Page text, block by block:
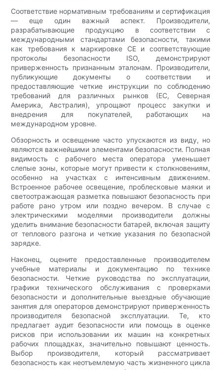
Соответствие нормативным требованиям и сертификация
— еще один важный аспект. Производители,
разрабатывающие продукцию в соответствии с
международными стандартами безопасности, такими
как требования к маркировке CE и соответствующие
протоколы безопасности ISO, демонстрируют
приверженность признанным эталонам. Производители,
публикующие документы о соответствии и
предоставляющие четкие инструкции по соблюдению
требований для различных рынков (ЕС, Северная
Америка, Австралия), упрощают процесс закупки и
внедрения для покупателей, работающих на
международном уровне.
Обзорность и освещение часто упускаются из виду, но
являются важнейшими элементами безопасности. Полная
видимость с рабочего места оператора уменьшает
слепые зоны, которые могут привести к столкновениям,
особенно на участках с интенсивным движением.
Встроенное рабочее освещение, проблесковые маяки и
светоотражающая разметка повышают безопасность при
работе рано утром или поздно вечером. В случае с
электрическими моделями производители должны
уделить внимание безопасности батарей, включая защиту
от теплового разгона и четкие указания по безопасной
зарядке.
Наконец, оцените предоставленные производителем
учебные материалы и документацию по технике
безопасности. Четкие руководства по эксплуатации,
графики технического обслуживания с проверками
безопасности и дополнительные выездные обучающие
занятия для операторов демонстрируют приверженность
производителя безопасной эксплуатации. Те, кто
предлагает аудит безопасности или помощь в оценке
рисков при использовании их машин на конкретных
рабочих площадках, значительно повышают ценность.
Выбор производителя, который рассматривает
безопасность как неотъемлемую часть жизненного цикла